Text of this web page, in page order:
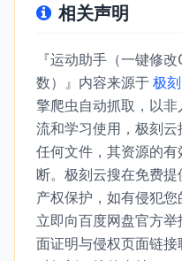
相关声明
『运动助手（一键修
数）』内容来源于极
擎爬虫自动抓取，以
流和学习使用，极刻
任何文件，其资源的
断。极刻云搜在免费
产权保护，如有侵犯
立即向百度网盘官方
面证明与侵权页面链